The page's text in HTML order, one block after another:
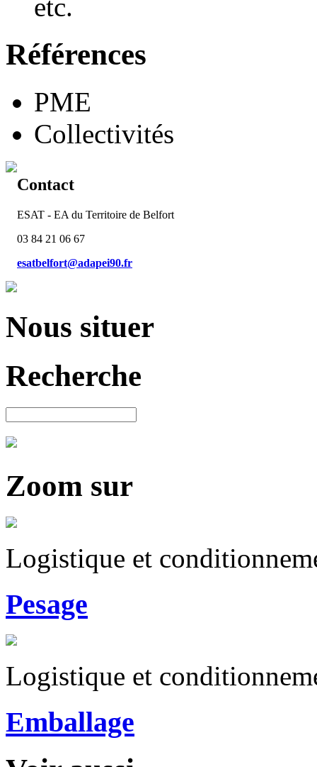
etc.
Références
PME
Collectivités
Contact
ESAT - EA du Territoire de Belfort
03 84 21 06 67
esatbelfort@adapei90.fr
Nous situer
Recherche
Zoom sur
Logistique et
Pesage
Logistique et
Emballage